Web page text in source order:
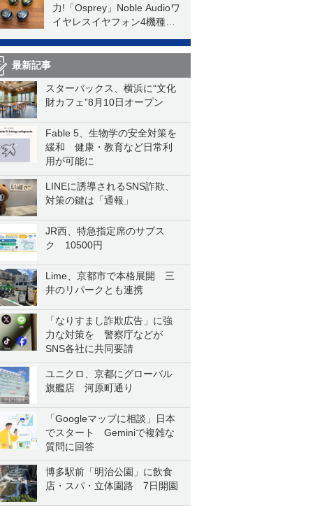
力!「Osprey」Noble Audioワ
イヤレスイヤフォン4機種を
最新記事
スターバックス、横浜に“文化
財カフェ”8月10日オープン
Fable 5、生物学の安全対策を
緩和 健康・教育など日常利
用が可能に
LINEに誘導されるSNS詐欺、
対策の鍵は「通報」
JR西、特急指定席のサブス
ク 10500円
Lime、京都市で本格展開 三
井のリパークとも連携
「なりすまし詐欺広告」に強
力な対策を 警察庁などが
SNS各社に共同要請
ユニクロ、京都にグローバル
旗艦店 河原町通り
「Googleマップに相談」日本
でスタート Geminiで複雑な
質問に回答
博多駅前「明治公園」に飲食
店・スパ・立体園路 7日開園